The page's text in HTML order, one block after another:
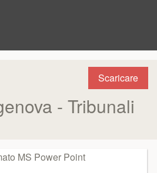
Scaricare
- Tribunali